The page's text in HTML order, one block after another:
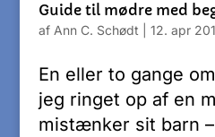
Guide til mødre med
af Ann C. Schødt 12. apr
En eller to gange
jeg ringet op af en
mistænker sit barn